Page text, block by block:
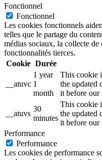
Fonctionnel
Fonctionnel
Les cookies fonctionnels
telles que le partage du
médias sociaux, la collecte de
fonctionnalités tierces.
Cookie Durée
__atuvc
1 year
1
month
This cookie
the updated
it before our
__atuvs
30
minutes
This cookie
the updated
it before our
Performance
Performance
Les cookies de performance